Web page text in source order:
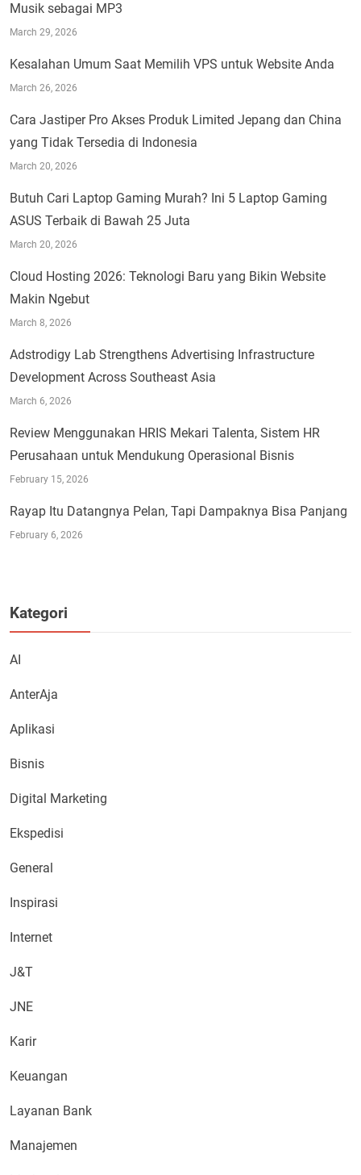
Musik sebagai MP3
March 29, 2026
Kesalahan Umum Saat Memilih VPS untuk Website Anda
March 26, 2026
Cara Jastiper Pro Akses Produk Limited Jepang dan China
yang Tidak Tersedia di Indonesia
March 20, 2026
Butuh Cari Laptop Gaming Murah? Ini 5 Laptop Gaming
ASUS Terbaik di Bawah 25 Juta
March 20, 2026
Cloud Hosting 2026: Teknologi Baru yang Bikin Website
Makin Ngebut
March 8, 2026
Adstrodigy Lab Strengthens Advertising Infrastructure
Development Across Southeast Asia
March 6, 2026
Review Menggunakan HRIS Mekari Talenta, Sistem HR
Perusahaan untuk Mendukung Operasional Bisnis
February 15, 2026
Rayap Itu Datangnya Pelan, Tapi Dampaknya Bisa Panjang
February 6, 2026
Kategori
AI
AnterAja
Aplikasi
Bisnis
Digital Marketing
Ekspedisi
General
Inspirasi
Internet
J&T
JNE
Karir
Keuangan
Layanan Bank
Manajemen